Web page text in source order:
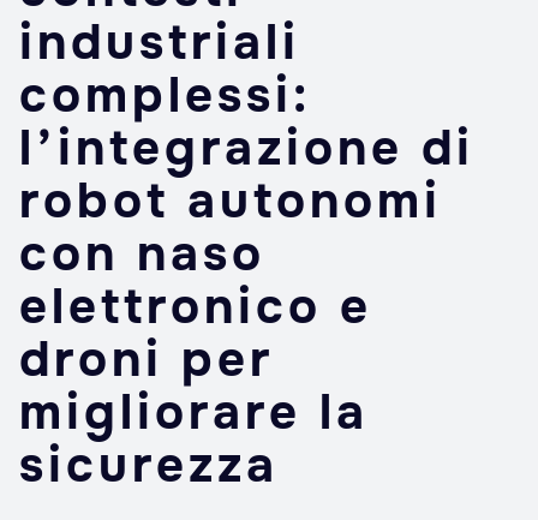
industriali
complessi:
l’integrazione di
robot autonomi
con naso
elettronico e
droni per
migliorare la
sicurezza